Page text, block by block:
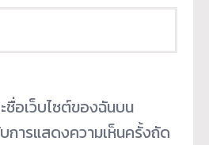
ชื่อเว็บไซต์ของฉันบน
การแสดงความเห็นครั้งถัด